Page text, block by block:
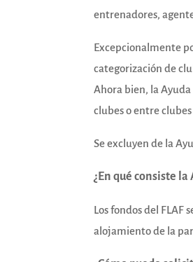
entrenadores,
Excepcionalmente
categorización de
Ahora bien, la
clubes o entre
Se excluyen de la
¿En qué consiste la
Los fondos del
alojamiento de la